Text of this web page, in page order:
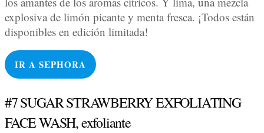
explosiva de limón picante y menta fresca. ¡Todos están
disponibles en edición limitada!
IR A SEPHORA
#7 SUGAR STRAWBERRY EXFOLIATING
FACE WASH, exfoliante